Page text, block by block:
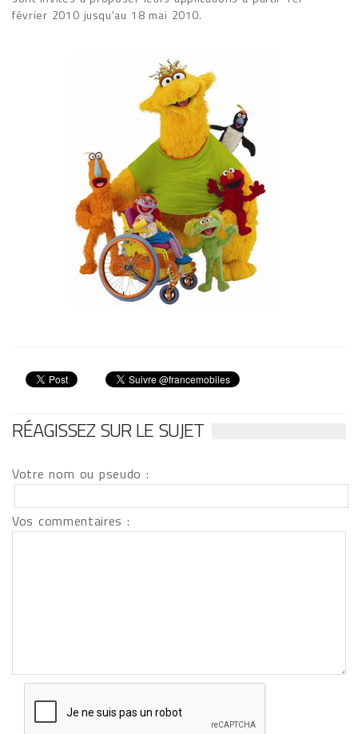
février 2010 jusqu'au 18 mai 2010.
RÉAGISSEZ SUR LE SUJET
Votre nom ou pseudo :
Vos commentaires :